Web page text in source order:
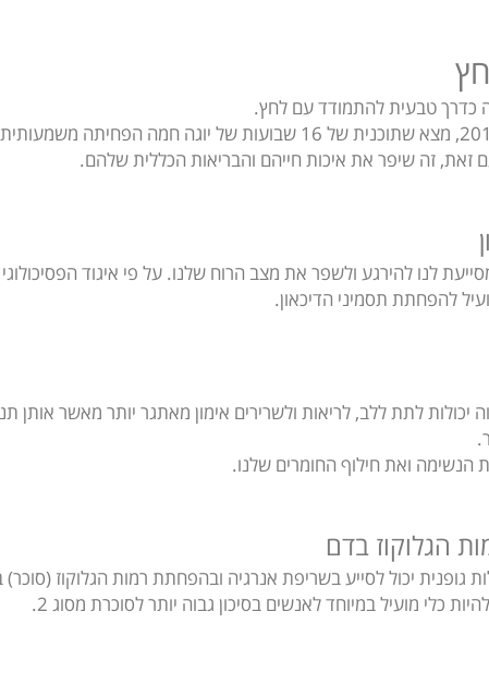
כדרך טבעית להתמודד עם לחץ.
מחקר שנערך בשנת 2018, מצא שתוכנית של 16 שבועות של יוגה חמה
זה שיפר את איכות חייהם והבריאות הכללית שלהם.
לנו להירגע ולשפר את מצב הרוח שלנו. על פי איגוד
להפחתת תסמיני הדיכאון.
יכולות לתת ללב, לריאות ולשרירים אימון מאתגר יותר מאשר אותן
הנשימה ואת חילוף החומרים שלנו.
גופנית יכול לסייע בשריפת אנרגיה ובהפחתת רמות הגלוקוז
כלי מועיל במיוחד לאנשים בסיכון גבוה יותר לסוכרת מסוג 2.